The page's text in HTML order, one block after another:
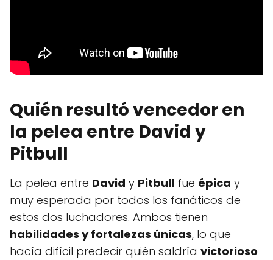
Quién resultó vencedor en
la pelea entre David y
Pitbull
La pelea entre David y Pitbull fue épica y
muy esperada por todos los fanáticos de
estos dos luchadores. Ambos tienen
habilidades y fortalezas únicas, lo que
hacía difícil predecir quién saldría victorioso